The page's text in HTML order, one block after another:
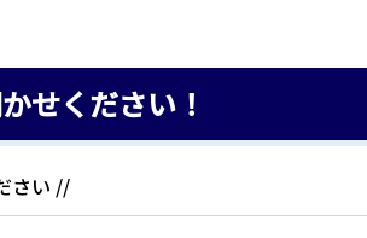
せください！
さい //